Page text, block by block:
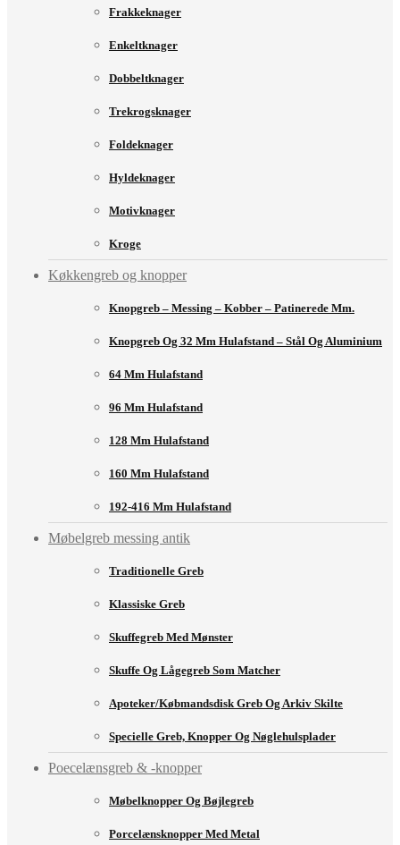
Frakkeknager
Enkeltknager
Dobbeltknager
Trekrogsknager
Foldeknager
Hyldeknager
Motivknager
Kroge
Køkkengreb og knopper
Knopgreb – Messing – Kobber – Patinerede Mm.
Knopgreb Og 32 Mm Hulafstand – Stål Og Aluminium
64 Mm Hulafstand
96 Mm Hulafstand
128 Mm Hulafstand
160 Mm Hulafstand
192-416 Mm Hulafstand
Møbelgreb messing antik
Traditionelle Greb
Klassiske Greb
Skuffegreb Med Mønster
Skuffe Og Lågegreb Som Matcher
Apoteker/købmandsdisk Greb Og Arkiv Skilte
Specielle Greb, Knopper Og Nøglehulsplader
Poecelænsgreb & -knopper
Møbelknopper Og Bøjlegreb
Porcelænsknopper Med Metal